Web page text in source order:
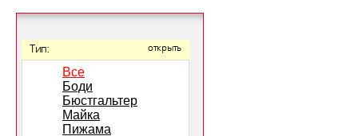
Тип: открыть
Все
Боди
Бюстгальтер
Майка
Пижама